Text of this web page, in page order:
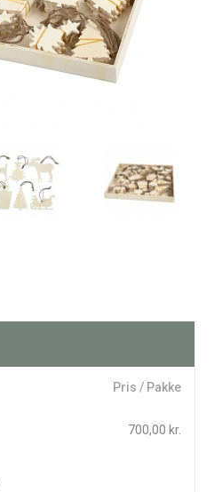
Pris / Pakke
700,00 kr.